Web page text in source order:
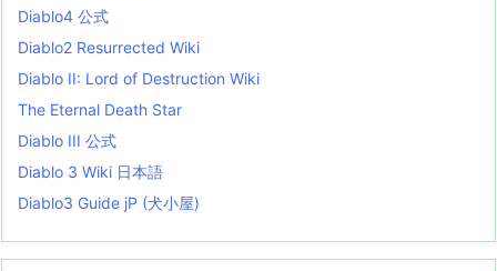
s
t
Diablo4 公式
Diablo2 Resurrected Wiki
Diablo II: Lord of Destruction Wiki
The Eternal Death Star
Diablo III 公式
Diablo 3 Wiki 日本語
Diablo3 Guide jP (犬小屋)